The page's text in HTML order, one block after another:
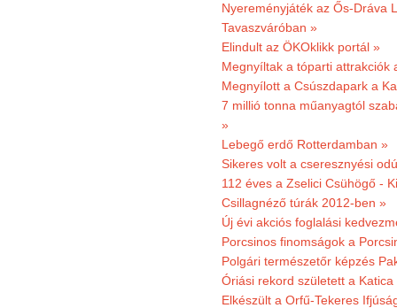
Nyereményjáték az Ős-Dráva
Tavaszváróban »
Elindult az ÖKOklikk portál »
Megnyíltak a tóparti attrakciók
Megnyílott a Csúszdapark a
7 millió tonna műanyagtól
»
Lebegő erdő Rotterdamban »
Sikeres volt a cseresznyési
112 éves a Zselici Csühögő -
Csillagnéző túrák 2012-ben »
Új évi akciós foglalási
Porcsinos finomságok a
Polgári természetőr képzés
Óriási rekord született a Katica
Elkészült a Orfű-Tekeres